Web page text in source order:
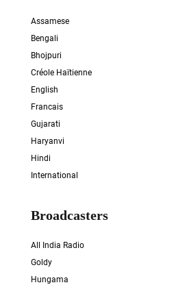
Assamese
Bengali
Bhojpuri
Créole Haïtienne
English
Francais
Gujarati
Haryanvi
Hindi
International
Broadcasters
All India Radio
Goldy
Hungama